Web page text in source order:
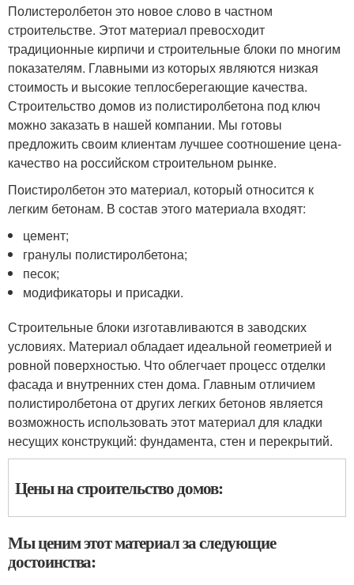
Полистеролбетон это новое слово в частном
строительстве. Этот материал превосходит
традиционные кирпичи и строительные блоки по многим
показателям. Главными из которых являются низкая
стоимость и высокие теплосберегающие качества.
Строительство домов из полистиролбетона под ключ
можно заказать в нашей компании. Мы готовы
предложить своим клиентам лучшее соотношение цена-
качество на российском строительном рынке.
Поистиролбетон это материал, который относится к
легким бетонам. В состав этого материала входят:
цемент;
гранулы полистиролбетона;
песок;
модификаторы и присадки.
Строительные блоки изготавливаются в заводских
условиях. Материал обладает идеальной геометрией и
ровной поверхностью. Что облегчает процесс отделки
фасада и внутренних стен дома. Главным отличием
полистиролбетона от других легких бетонов является
возможность использовать этот материал для кладки
несущих конструкций: фундамента, стен и перекрытий.
Цены на строительство домов:
Мы ценим этот материал за следующие
достоинства: